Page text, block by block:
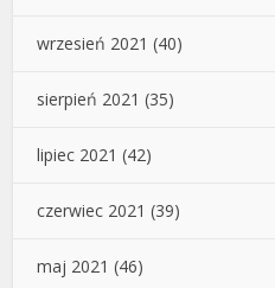
wrzesień 2021 (40)
sierpień 2021 (35)
lipiec 2021 (42)
czerwiec 2021 (39)
maj 2021 (46)